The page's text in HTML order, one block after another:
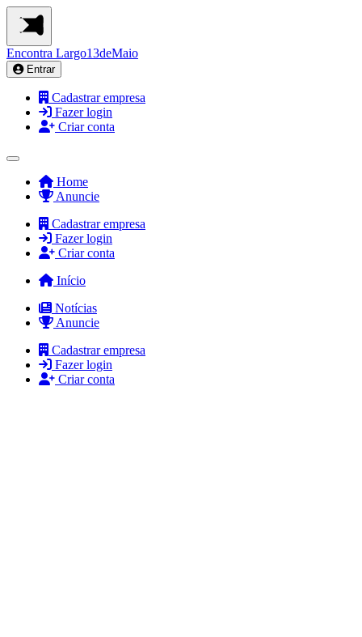
Encontra Largo13deMaio
Entrar
Cadastrar empresa
Fazer login
Criar conta
Home
Anuncie
Cadastrar empresa
Fazer login
Criar conta
Início
Notícias
Anuncie
Cadastrar empresa
Fazer login
Criar conta